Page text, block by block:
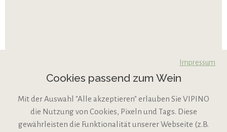
Impressum
Cookies passend zum Wein
Mit der Auswahl "Alle akzeptieren" erlauben Sie VIPINO
die Nutzung von Cookies, Pixeln und Tags. Diese
gewährleisten die Funktionalität unserer Webseite (z.B.